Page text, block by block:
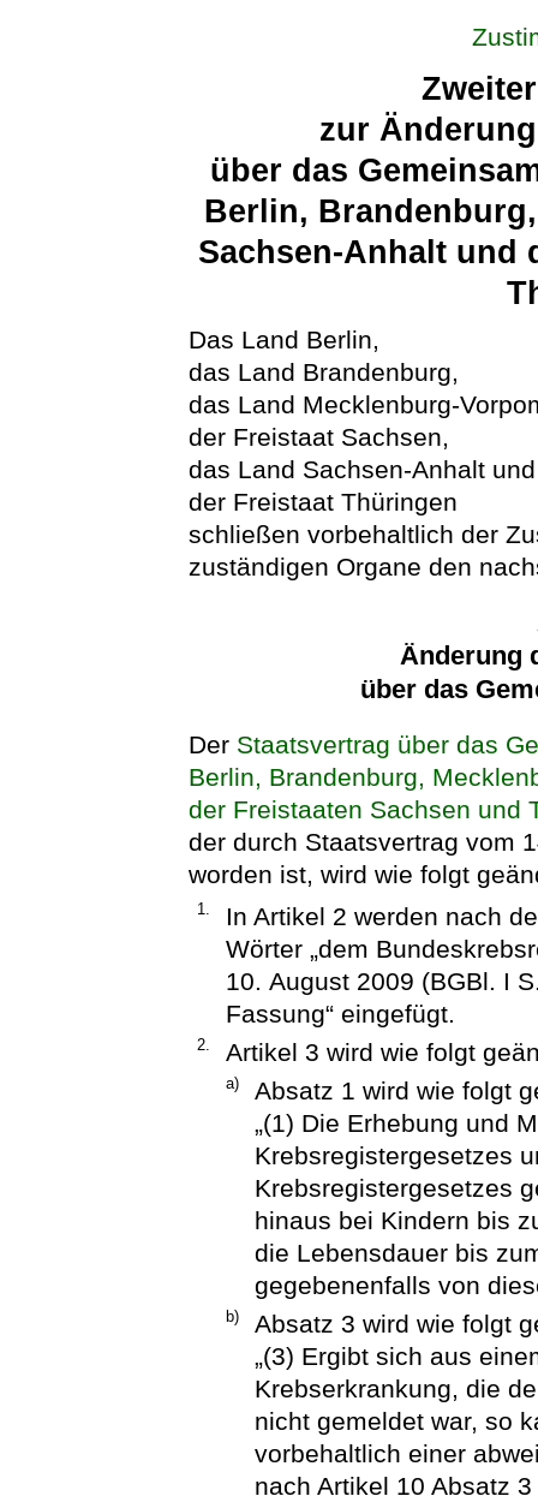
zur
über das
Berlin,
Sachsen-Anhalt und
Das Land Berlin,
das Land Brandenburg,
das Land Mecklenburg-
der Freistaat Sachsen,
das Land Sachsen-Anhalt und
der Freistaat Thüringen
schließen vorbehaltlich der
zuständigen Organe den
Änderung
über das
Der Staatsvertrag über das
Berlin, Brandenburg,
der Freistaaten Sachsen und
der durch Staatsvertrag vom
worden ist, wird wie folgt
1.
In Artikel 2 werden nach
Wörter „dem
10. August 2009 (BGBl. I
Fassung“ eingefügt.
2. Artikel 3 wird wie folgt
a)
Absatz 1 wird wie folgt
„(1) Die Erhebung und
Krebsregistergesetzes
Krebsregistergesetzes
hinaus bei Kindern bis
die Lebensdauer bis
gegebenenfalls von
b)
Absatz 3 wird wie folgt
„(3) Ergibt sich aus
Krebserkrankung, die
nicht gemeldet war, so
vorbehaltlich einer
nach Artikel 10 Absatz